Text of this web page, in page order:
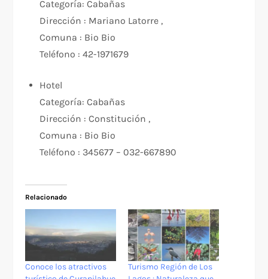
Categoría:Cabañas
Dirección : Mariano Latorre ,
Comuna : Bio Bio
Teléfono :42-1971679
Hotel
Categoría:Cabañas
Dirección :Constitución ,
Comuna : Bio Bio
Teléfono : 345677 – 032-667890
Relacionado
Conoce los atractivos
Turismo Región de Los